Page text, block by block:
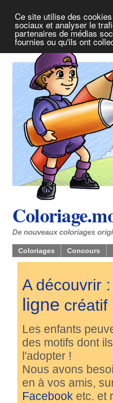
Ce site utilise des
sociaux et analyser le
partenaires de médias
fournies ou qu'ils ont
De nouveaux coloriages
Coloriages Concours
A découvrir
ligne créatif
Les enfants
des motifs dont
l'adopter !
Nous avons
en à vos amis,
Facebook etc. et